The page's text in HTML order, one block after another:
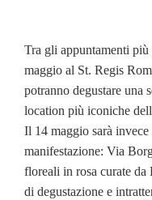
Tra gli appuntamenti
maggio al St. Regis
potranno degustare una
location più iconiche
Il 14 maggio sarà
manifestazione: Via
floreali in rosa curate
di degustazione e